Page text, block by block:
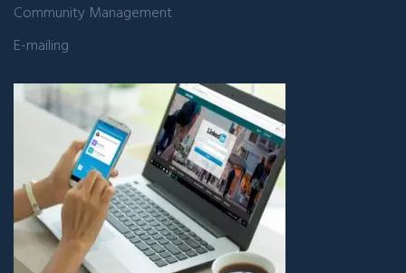
Community Management
E-mailing